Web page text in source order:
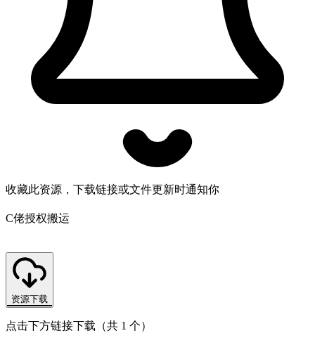
收藏此资源，下载链接或文件更新时通知你
C佬授权搬运
资源下载
点击下方链接下载（共 1 个）